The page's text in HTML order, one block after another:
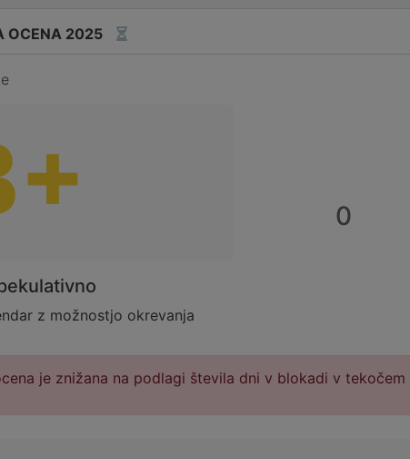
OCENA 2025
z možnostjo okrevanja
0
je znižana na podlagi števila dni v blokadi v tekočem